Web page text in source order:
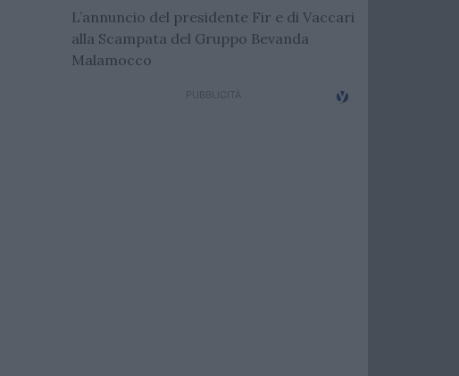
L’annuncio del presidente Fir e di Vaccari
alla Scampata del Gruppo Bevanda
Malamocco